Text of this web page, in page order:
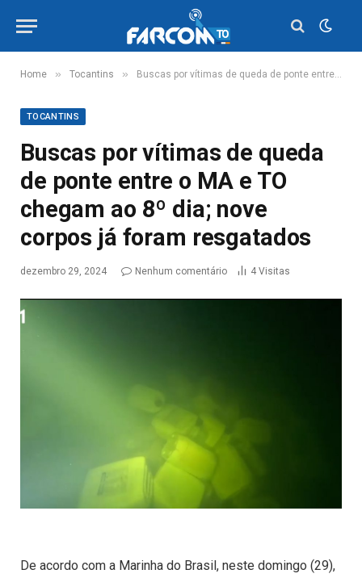
Home » Tocantins » Buscas por vítimas de queda de ponte entre o MA e TO chegam ao 8º dia; nove corpos já foram resgatados
TOCANTINS
Buscas por vítimas de queda
de ponte entre o MA e TO
chegam ao 8º dia; nove
corpos já foram resgatados
dezembro 29, 2024 Nenhum comentário 4 Visitas
De acordo com a Marinha do Brasil, neste domingo (29),